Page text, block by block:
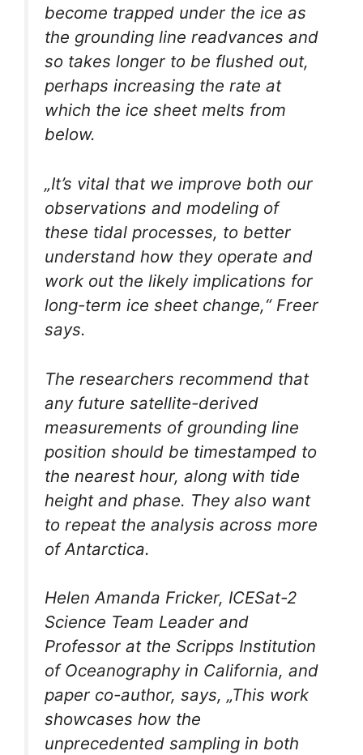
become trapped under the ice as
the grounding line readvances and
so takes longer to be flushed out,
perhaps increasing the rate at
which the ice sheet melts from
below.
„It’s vital that we improve both our
observations and modeling of
these tidal processes, to better
understand how they operate and
work out the likely implications for
long-term ice sheet change,“ Freer
says.
The researchers recommend that
any future satellite-derived
measurements of grounding line
position should be timestamped to
the nearest hour, along with tide
height and phase. They also want
to repeat the analysis across more
of Antarctica.
Helen Amanda Fricker, ICESat-2
Science Team Leader and
Professor at the Scripps Institution
of Oceanography in California, and
paper co-author, says, „This work
showcases how the
unprecedented sampling in both